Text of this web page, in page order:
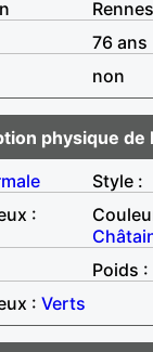
Rennes
76 ans
non
physique de
Style :
:
Poids :
: Verts